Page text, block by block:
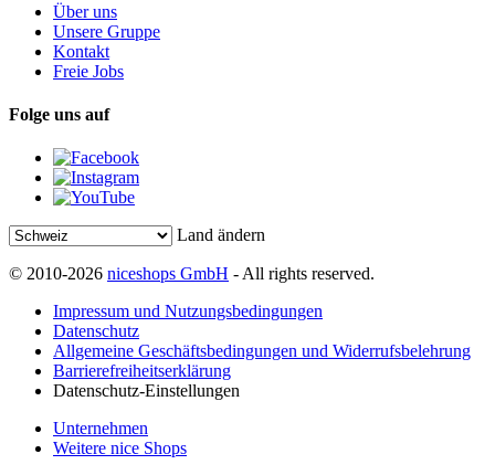
Über uns
Unsere Gruppe
Kontakt
Freie Jobs
Folge uns auf
Land ändern
© 2010-2026 niceshops GmbH - All rights reserved.
Impressum und Nutzungsbedingungen
Datenschutz
Allgemeine Geschäftsbedingungen und Widerrufsbelehrung
Barrierefreiheitserklärung
Datenschutz-Einstellungen
Unternehmen
Weitere nice Shops